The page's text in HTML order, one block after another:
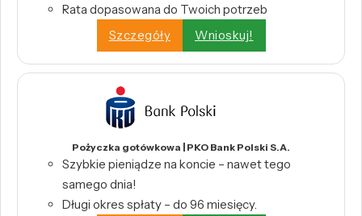
Rata dopasowana do Twoich potrzeb
Szczegóły
Wnioskuj!
Pożyczka gotówkowa | PKO Bank Polski S.A.
Szybkie pieniądze na koncie – nawet tego
samego dnia!
Długi okres spłaty – do 96 miesięcy.